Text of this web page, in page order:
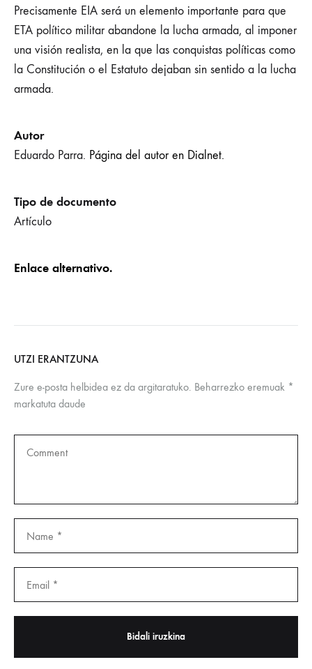
Precisamente EIA será un elemento importante para que
ETA político militar abandone la lucha armada, al imponer
una visión realista, en la que las conquistas políticas como
la Constitución o el Estatuto dejaban sin sentido a la lucha
armada.
Autor
Eduardo Parra. Página del autor en Dialnet.
Tipo de documento
Artículo
Enlace alternativo.
UTZI ERANTZUNA
Zure e-posta helbidea ez da argitaratuko. Beharrezko eremuak *
markatuta daude